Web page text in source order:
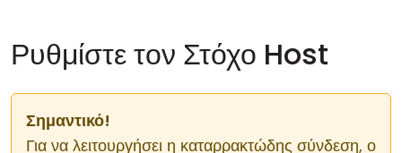
Ρυθμίστε τον Στόχο Host
Σημαντικό!
Για να λειτουργήσει η καταρρακτώδης σύνδεση, ο